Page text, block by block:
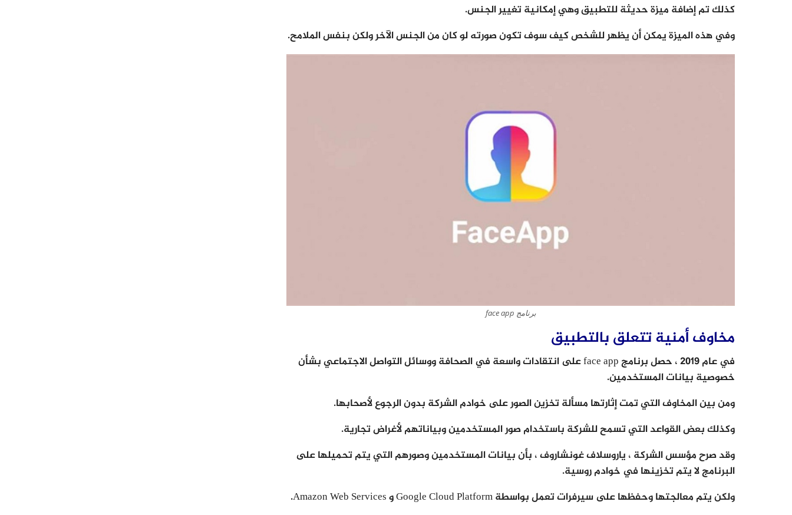
كذلك تم إضافة ميزة حديثة للتطبيق وهي إمكانية تغيير الجنس.
وفي هذه الميزة يمكن أن يظهر للشخص كيف سوف تكون صورته لو كان من الجنس الآخر ولكن بنفس الملامح.
برنامج face app
مخاوف أمنية تتعلق بالتطبيق
في عام 2019 ، حصل برنامج face app على انتقادات واسعة في الصحافة ووسائل التواصل الاجتماعي بشأن
خصوصية بيانات المستخدمين.
ومن بين المخاوف التي تمت إثارتها مسألة تخزين الصور على خوادم الشركة بدون الرجوع لأصحابها.
وكذلك بعض القواعد التي تسمح للشركة باستخدام صور المستخدمين وبياناتهم لأغراض تجارية.
وقد صرح مؤسس الشركة ، ياروسلاف غونشاروف ، بأن بيانات المستخدمين وصورهم التي يتم تحميلها على
البرنامج لا يتم تخزينها في خوادم روسية.
ولكن يتم معالجتها وحفظها على سيرفرات تعمل بواسطة Google Cloud Platform و Amazon Web Services.